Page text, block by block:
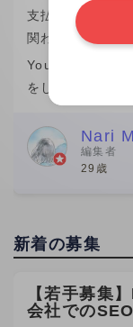
支払い形態：1
関わった時期：
YouTubeなどを
をしています。
事の期間）は成
素直に嬉しいで
れたのがビデオ
実は、最初にネ
Nari
編集者
29歳
新着の募集
【若手募集
会社での